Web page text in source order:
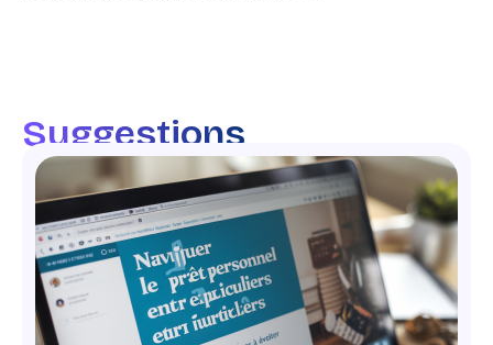
Suggestions